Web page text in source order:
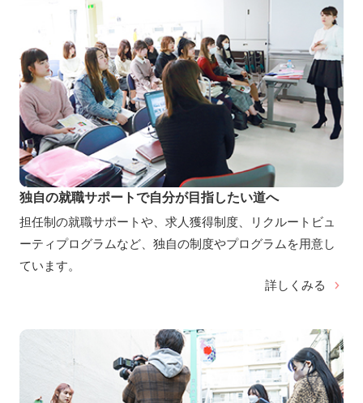
独自の就職サポートで自分が目指したい道へ
担任制の就職サポートや、求人獲得制度、リクルートビュ
ーティプログラムなど、独自の制度やプログラムを用意し
ています。
詳しくみる